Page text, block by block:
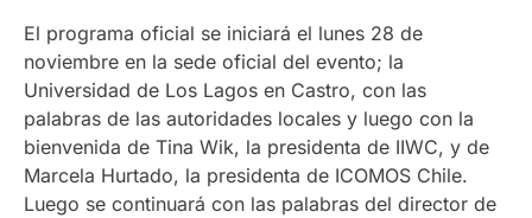
El programa oficial se iniciará el lunes 28 de
noviembre en la sede oficial del evento; la
Universidad de Los Lagos en Castro, con las
palabras de las autoridades locales y luego con la
bienvenida de Tina Wik, la presidenta de IIWC, y de
Marcela Hurtado, la presidenta de ICOMOS Chile.
Luego se continuará con las palabras del director de